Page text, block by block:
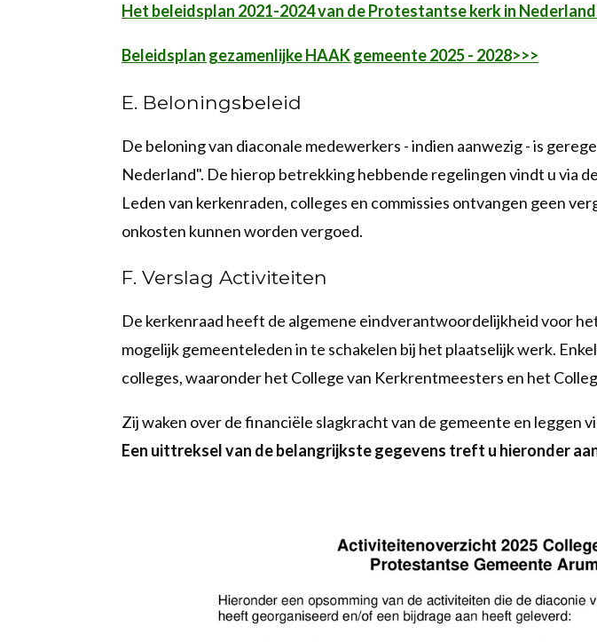
Het beleidsplan 2021-2024 van de Protestantse kerk in
Beleidsplan gezamenlijke HAAK gemeente 2025 - 2028>>>
E. Beloningsbeleid
De beloning van diaconale medewerkers - indien aanwezig - is
Nederland". De hierop betrekking hebbende regelingen vindt u via
Leden van kerkenraden, colleges en commissies ontvangen geen
onkosten kunnen worden vergoed.
F. Verslag Activiteiten
De kerkenraad heeft de algemene eindverantwoordelijkheid voor
mogelijk gemeenteleden in te schakelen bij het plaatselijk werk.
colleges, waaronder het College van Kerkrentmeesters en het
Zij waken over de financiële slagkracht van de gemeente en leggen
Een uittreksel van de belangrijkste gegevens treft u hieronder